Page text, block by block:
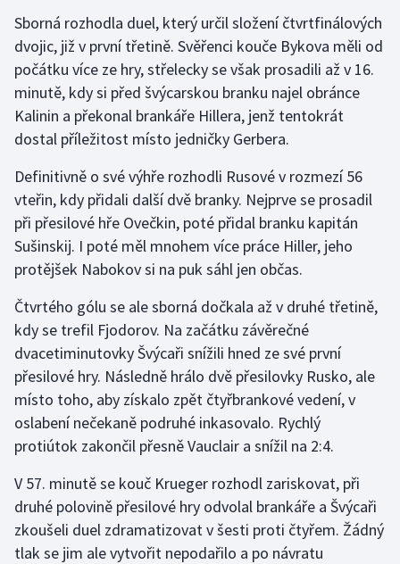
Futsal
Golf
Gymnastika
Jezdectví
Judo
Lezení
Lyže a snowboard
Moderní pětiboj
Olympijské hry
Parasport
Sborná rozhodla duel, který určil složení čtvrtfinálových
dvojic, již v první třetině. Svěřenci kouče Bykova měli od
počátku více ze hry, střelecky se však prosadili až v 16.
minutě, kdy si před švýcarskou branku najel obránce
Kalinin a překonal brankáře Hillera, jenž tentokrát
dostal příležitost místo jedničky Gerbera.
Definitivně o své výhře rozhodli Rusové v rozmezí 56
vteřin, kdy přidali další dvě branky. Nejprve se prosadil
při přesilové hře Ovečkin, poté přidal branku kapitán
Sušinskij. I poté měl mnohem více práce Hiller, jeho
protějšek Nabokov si na puk sáhl jen občas.
Čtvrtého gólu se ale sborná dočkala až v druhé třetině,
kdy se trefil Fjodorov. Na začátku závěrečné
dvacetiminutovky Švýcaři snížili hned ze své první
přesilové hry. Následně hrálo dvě přesilovky Rusko, ale
místo toho, aby získalo zpět čtyřbrankové vedení, v
oslabení nečekaně podruhé inkasovalo. Rychlý
protiútok zakončil přesně Vauclair a snížil na 2:4.
V 57. minutě se kouč Krueger rozhodl zariskovat, při
druhé polovině přesilové hry odvolal brankáře a Švýcaři
zkoušeli duel zdramatizovat v šesti proti čtyřem. Žádný
tlak se jim ale vytvořit nepodařilo a po návratu